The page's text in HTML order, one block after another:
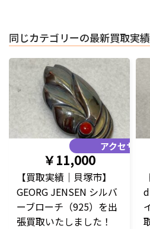
同じカテゴリーの最新買取実績
アクセサリー
￥11,000
【買取実績｜貝塚市】
GEORG JENSEN シルバ
ーブローチ（925）を出
張買取いたしました！